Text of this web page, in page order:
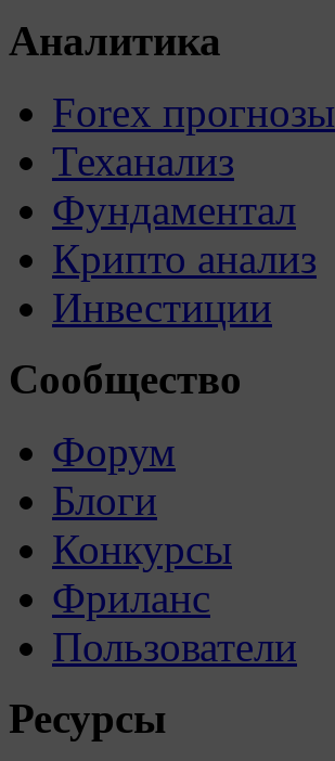
Аналитика
Forex прогнозы
Теханализ
Фундаментал
Крипто анализ
Инвестиции
Сообщество
Форум
Блоги
Конкурсы
Фриланс
Пользователи
Ресурсы